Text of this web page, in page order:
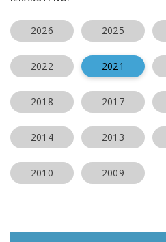
2026 2025
2022 2021
2018 2017
2014 2013
2010 2009